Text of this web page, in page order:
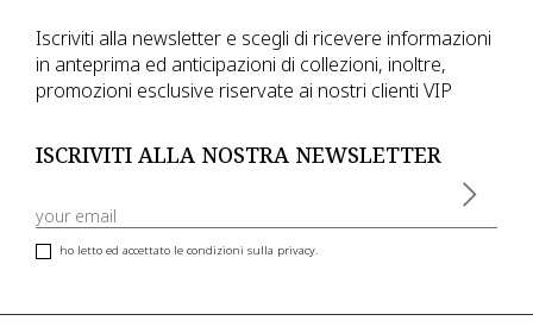
Iscriviti alla newsletter e scegli di ricevere informazioni
in anteprima ed anticipazioni di collezioni, inoltre,
promozioni esclusive riservate ai nostri clienti VIP
ISCRIVITI ALLA NOSTRA NEWSLETTER
ho letto ed accettato le condizioni sulla privacy.